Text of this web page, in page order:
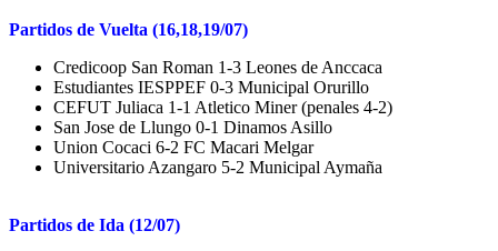
Partidos de Vuelta (16,18,19/07)
Credicoop San Roman 1-3 Leones de Anccaca
Estudiantes IESPPEF 0-3 Municipal Orurillo
CEFUT Juliaca 1-1 Atletico Miner (penales 4-2)
San Jose de Llungo 0-1 Dinamos Asillo
Union Cocaci 6-2 FC Macari Melgar
Universitario Azangaro 5-2 Municipal Aymaña
Partidos de Ida (12/07)